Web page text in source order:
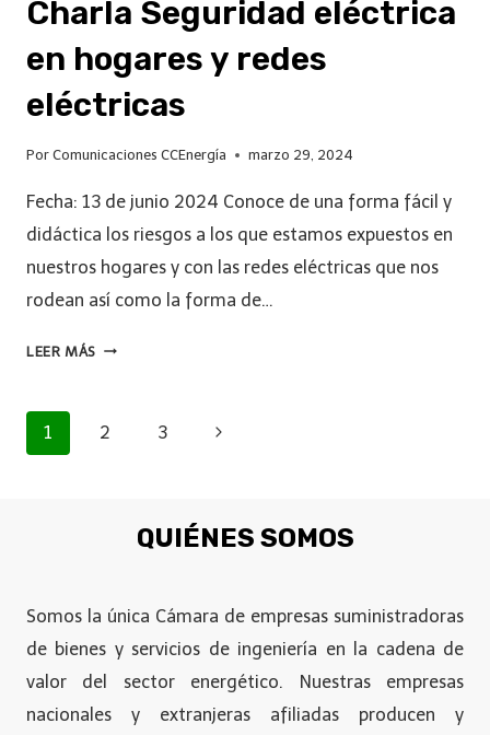
Charla Seguridad eléctrica
en hogares y redes
eléctricas
Por Comunicaciones CCEnergía marzo 29, 2024
Fecha: 13 de junio 2024 Conoce de una forma fácil y
didáctica los riesgos a los que estamos expuestos en
nuestros hogares y con las redes eléctricas que nos
rodean así como la forma de…
LEER MÁS
1 2 3
QUIÉNES SOMOS
Somos la única Cámara de empresas suministradoras
de bienes y servicios de ingeniería en la cadena de
valor del sector energético. Nuestras empresas
nacionales y extranjeras afiliadas producen y